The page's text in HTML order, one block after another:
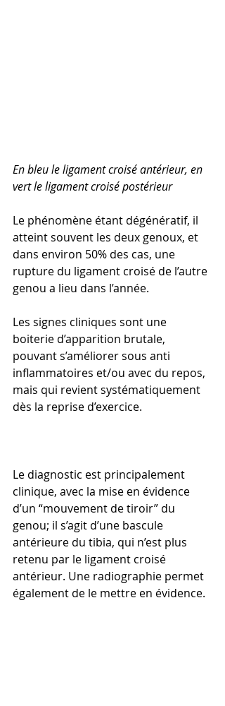
En bleu le ligament croisé antérieur, en
vert le ligament croisé postérieur
Le phénomène étant dégénératif, il
atteint souvent les deux genoux, et
dans environ 50% des cas, une
rupture du ligament croisé de l’autre
genou a lieu dans l’année.
Les signes cliniques sont une
boiterie d’apparition brutale,
pouvant s’améliorer sous anti
inflammatoires et/ou avec du repos,
mais qui revient systématiquement
dès la reprise d’exercice.
Le diagnostic est principalement
clinique, avec la mise en évidence
d’un “mouvement de tiroir” du
genou; il s’agit d’une bascule
antérieure du tibia, qui n’est plus
retenu par le ligament croisé
antérieur. Une radiographie permet
également de le mettre en évidence.